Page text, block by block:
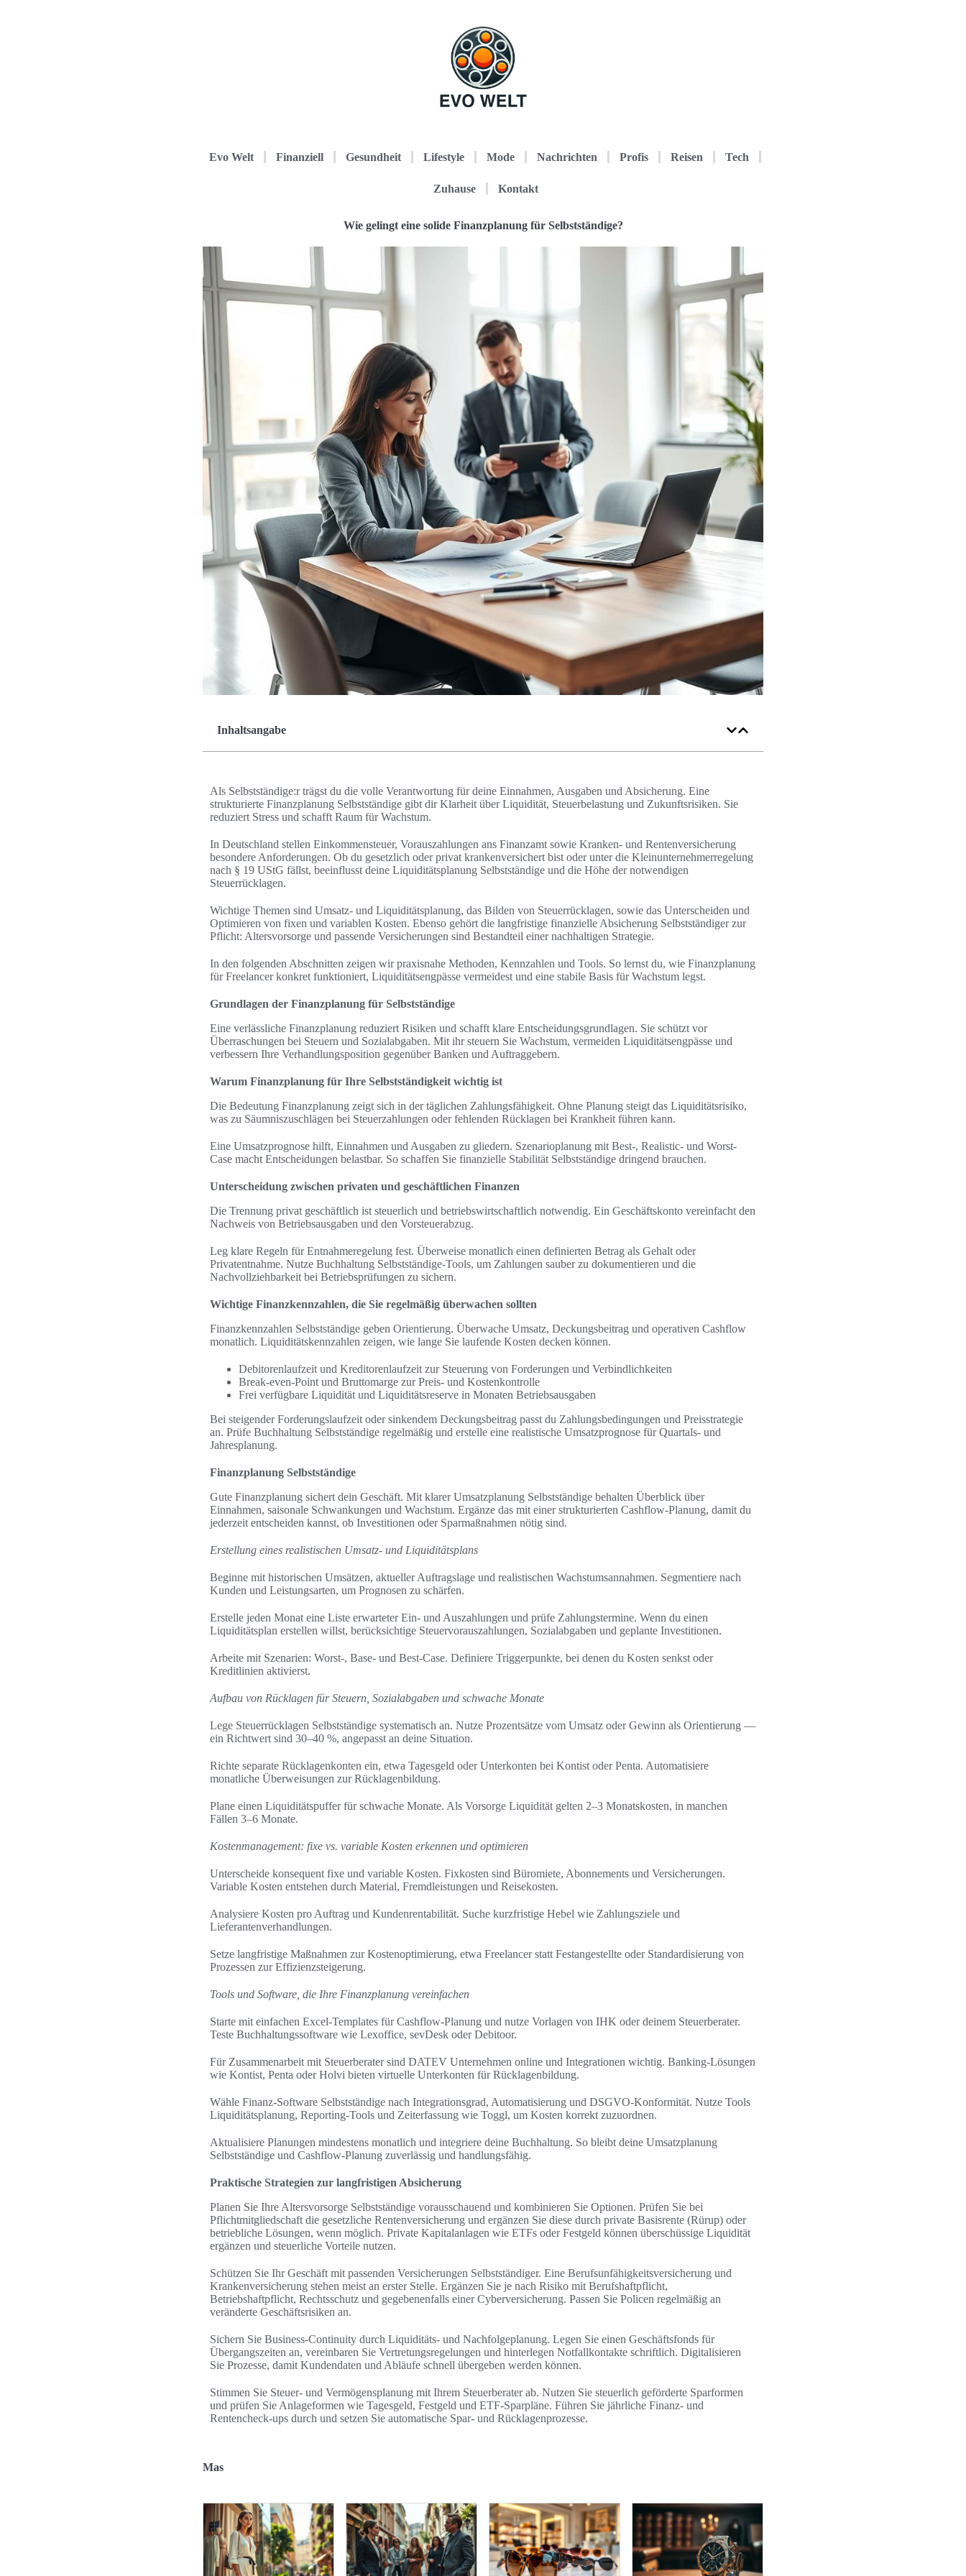
Evo Welt Finanziell Gesundheit Lifestyle Mode Nachrichten Profis Reisen Tech
Zuhause Kontakt
Wie gelingt eine solide Finanzplanung für Selbstständige?
Inhaltsangabe
Als Selbstständige:r trägst du die volle Verantwortung für deine Einnahmen, Ausgaben und Absicherung. Eine
strukturierte Finanzplanung Selbstständige gibt dir Klarheit über Liquidität, Steuerbelastung und Zukunftsrisiken. Sie
reduziert Stress und schafft Raum für Wachstum.
In Deutschland stellen Einkommensteuer, Vorauszahlungen ans Finanzamt sowie Kranken- und Rentenversicherung
besondere Anforderungen. Ob du gesetzlich oder privat krankenversichert bist oder unter die Kleinunternehmerregelung
nach § 19 UStG fällst, beeinflusst deine Liquiditätsplanung Selbstständige und die Höhe der notwendigen
Steuerrücklagen.
Wichtige Themen sind Umsatz- und Liquiditätsplanung, das Bilden von Steuerrücklagen, sowie das Unterscheiden und
Optimieren von fixen und variablen Kosten. Ebenso gehört die langfristige finanzielle Absicherung Selbstständiger zur
Pflicht: Altersvorsorge und passende Versicherungen sind Bestandteil einer nachhaltigen Strategie.
In den folgenden Abschnitten zeigen wir praxisnahe Methoden, Kennzahlen und Tools. So lernst du, wie Finanzplanung
für Freelancer konkret funktioniert, Liquiditätsengpässe vermeidest und eine stabile Basis für Wachstum legst.
Grundlagen der Finanzplanung für Selbstständige
Eine verlässliche Finanzplanung reduziert Risiken und schafft klare Entscheidungsgrundlagen. Sie schützt vor
Überraschungen bei Steuern und Sozialabgaben. Mit ihr steuern Sie Wachstum, vermeiden Liquiditätsengpässe und
verbessern Ihre Verhandlungsposition gegenüber Banken und Auftraggebern.
Warum Finanzplanung für Ihre Selbstständigkeit wichtig ist
Die Bedeutung Finanzplanung zeigt sich in der täglichen Zahlungsfähigkeit. Ohne Planung steigt das Liquiditätsrisiko,
was zu Säumniszuschlägen bei Steuerzahlungen oder fehlenden Rücklagen bei Krankheit führen kann.
Eine Umsatzprognose hilft, Einnahmen und Ausgaben zu gliedern. Szenarioplanung mit Best-, Realistic- und Worst-
Case macht Entscheidungen belastbar. So schaffen Sie finanzielle Stabilität Selbstständige dringend brauchen.
Unterscheidung zwischen privaten und geschäftlichen Finanzen
Die Trennung privat geschäftlich ist steuerlich und betriebswirtschaftlich notwendig. Ein Geschäftskonto vereinfacht den
Nachweis von Betriebsausgaben und den Vorsteuerabzug.
Leg klare Regeln für Entnahmeregelung fest. Überweise monatlich einen definierten Betrag als Gehalt oder
Privatentnahme. Nutze Buchhaltung Selbstständige-Tools, um Zahlungen sauber zu dokumentieren und die
Nachvollziehbarkeit bei Betriebsprüfungen zu sichern.
Wichtige Finanzkennzahlen, die Sie regelmäßig überwachen sollten
Finanzkennzahlen Selbstständige geben Orientierung. Überwache Umsatz, Deckungsbeitrag und operativen Cashflow
monatlich. Liquiditätskennzahlen zeigen, wie lange Sie laufende Kosten decken können.
Debitorenlaufzeit und Kreditorenlaufzeit zur Steuerung von Forderungen und Verbindlichkeiten
Break-even-Point und Bruttomarge zur Preis- und Kostenkontrolle
Frei verfügbare Liquidität und Liquiditätsreserve in Monaten Betriebsausgaben
Bei steigender Forderungslaufzeit oder sinkendem Deckungsbeitrag passt du Zahlungsbedingungen und Preisstrategie
an. Prüfe Buchhaltung Selbstständige regelmäßig und erstelle eine realistische Umsatzprognose für Quartals- und
Jahresplanung.
Finanzplanung Selbstständige
Gute Finanzplanung sichert dein Geschäft. Mit klarer Umsatzplanung Selbstständige behalten Überblick über
Einnahmen, saisonale Schwankungen und Wachstum. Ergänze das mit einer strukturierten Cashflow-Planung, damit du
jederzeit entscheiden kannst, ob Investitionen oder Sparmaßnahmen nötig sind.
Erstellung eines realistischen Umsatz- und Liquiditätsplans
Beginne mit historischen Umsätzen, aktueller Auftragslage und realistischen Wachstumsannahmen. Segmentiere nach
Kunden und Leistungsarten, um Prognosen zu schärfen.
Erstelle jeden Monat eine Liste erwarteter Ein- und Auszahlungen und prüfe Zahlungstermine. Wenn du einen
Liquiditätsplan erstellen willst, berücksichtige Steuervorauszahlungen, Sozialabgaben und geplante Investitionen.
Arbeite mit Szenarien: Worst-, Base- und Best-Case. Definiere Triggerpunkte, bei denen du Kosten senkst oder
Kreditlinien aktivierst.
Aufbau von Rücklagen für Steuern, Sozialabgaben und schwache Monate
Lege Steuerrücklagen Selbstständige systematisch an. Nutze Prozentsätze vom Umsatz oder Gewinn als Orientierung —
ein Richtwert sind 30–40 %, angepasst an deine Situation.
Richte separate Rücklagenkonten ein, etwa Tagesgeld oder Unterkonten bei Kontist oder Penta. Automatisiere
monatliche Überweisungen zur Rücklagenbildung.
Plane einen Liquiditätspuffer für schwache Monate. Als Vorsorge Liquidität gelten 2–3 Monatskosten, in manchen
Fällen 3–6 Monate.
Kostenmanagement: fixe vs. variable Kosten erkennen und optimieren
Unterscheide konsequent fixe und variable Kosten. Fixkosten sind Büromiete, Abonnements und Versicherungen.
Variable Kosten entstehen durch Material, Fremdleistungen und Reisekosten.
Analysiere Kosten pro Auftrag und Kundenrentabilität. Suche kurzfristige Hebel wie Zahlungsziele und
Lieferantenverhandlungen.
Setze langfristige Maßnahmen zur Kostenoptimierung, etwa Freelancer statt Festangestellte oder Standardisierung von
Prozessen zur Effizienzsteigerung.
Tools und Software, die Ihre Finanzplanung vereinfachen
Starte mit einfachen Excel-Templates für Cashflow-Planung und nutze Vorlagen von IHK oder deinem Steuerberater.
Teste Buchhaltungssoftware wie Lexoffice, sevDesk oder Debitoor.
Für Zusammenarbeit mit Steuerberater sind DATEV Unternehmen online und Integrationen wichtig. Banking-Lösungen
wie Kontist, Penta oder Holvi bieten virtuelle Unterkonten für Rücklagenbildung.
Wähle Finanz-Software Selbstständige nach Integrationsgrad, Automatisierung und DSGVO-Konformität. Nutze Tools
Liquiditätsplanung, Reporting-Tools und Zeiterfassung wie Toggl, um Kosten korrekt zuzuordnen.
Aktualisiere Planungen mindestens monatlich und integriere deine Buchhaltung. So bleibt deine Umsatzplanung
Selbstständige und Cashflow-Planung zuverlässig und handlungsfähig.
Praktische Strategien zur langfristigen Absicherung
Planen Sie Ihre Altersvorsorge Selbstständige vorausschauend und kombinieren Sie Optionen. Prüfen Sie bei
Pflichtmitgliedschaft die gesetzliche Rentenversicherung und ergänzen Sie diese durch private Basisrente (Rürup) oder
betriebliche Lösungen, wenn möglich. Private Kapitalanlagen wie ETFs oder Festgeld können überschüssige Liquidität
ergänzen und steuerliche Vorteile nutzen.
Schützen Sie Ihr Geschäft mit passenden Versicherungen Selbstständiger. Eine Berufsunfähigkeitsversicherung und
Krankenversicherung stehen meist an erster Stelle. Ergänzen Sie je nach Risiko mit Berufshaftpflicht,
Betriebshaftpflicht, Rechtsschutz und gegebenenfalls einer Cyberversicherung. Passen Sie Policen regelmäßig an
veränderte Geschäftsrisiken an.
Sichern Sie Business-Continuity durch Liquiditäts- und Nachfolgeplanung. Legen Sie einen Geschäftsfonds für
Übergangszeiten an, vereinbaren Sie Vertretungsregelungen und hinterlegen Notfallkontakte schriftlich. Digitalisieren
Sie Prozesse, damit Kundendaten und Abläufe schnell übergeben werden können.
Stimmen Sie Steuer- und Vermögensplanung mit Ihrem Steuerberater ab. Nutzen Sie steuerlich geförderte Sparformen
und prüfen Sie Anlageformen wie Tagesgeld, Festgeld und ETF-Sparpläne. Führen Sie jährliche Finanz- und
Rentencheck-ups durch und setzen Sie automatische Spar- und Rücklagenprozesse.
Mas